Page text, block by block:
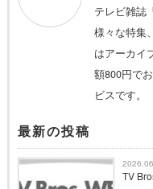
テレビ雑誌
様々な特集
はアーカイ
額800円で
ビスです。
最新の投稿
TV